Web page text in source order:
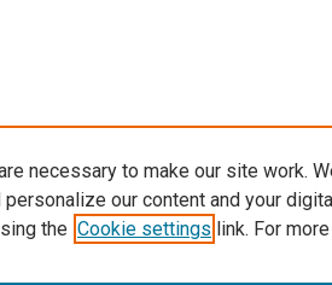
necessary to make our site work.
our content and your
the Cookie settings link. For